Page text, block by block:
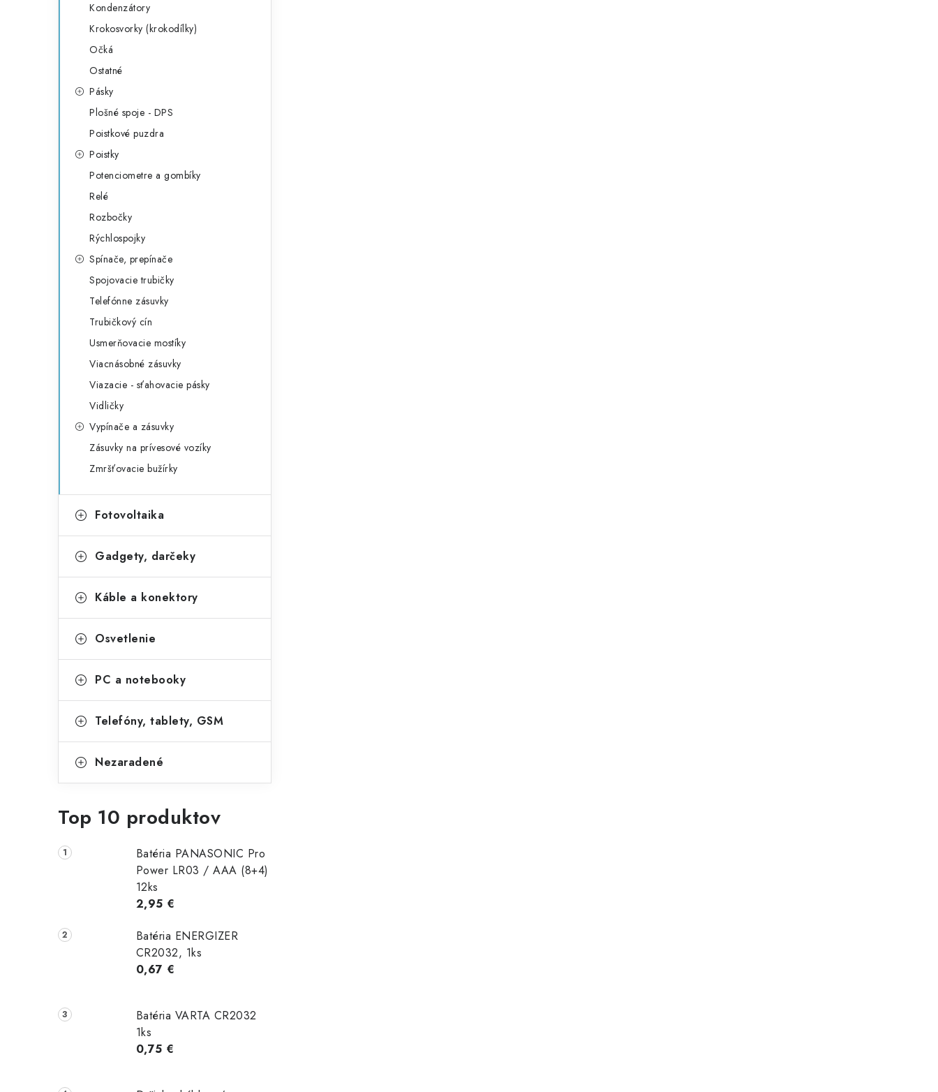
Kondenzátory
Krokosvorky (krokodílky)
Očká
Ostatné
Pásky
Plošné spoje - DPS
Poistkové puzdra
Poistky
Potenciometre a gombíky
Relé
Rozbočky
Rýchlospojky
Spínače, prepínače
Spojovacie trubičky
Telefónne zásuvky
Trubičkový cín
Usmerňovacie mostíky
Viacnásobné zásuvky
Viazacie - sťahovacie pásky
Vidličky
Vypínače a zásuvky
Zásuvky na prívesové vozíky
Zmršťovacie bužírky
Fotovoltaika
Gadgety, darčeky
Káble a konektory
Osvetlenie
PC a notebooky
Telefóny, tablety, GSM
Nezaradené
Top 10 produktov
Batéria PANASONIC Pro
Power LR03 / AAA (8+4)
12ks
2,95 €
Batéria ENERGIZER
CR2032, 1ks
0,67 €
Batéria VARTA CR2032
1ks
0,75 €